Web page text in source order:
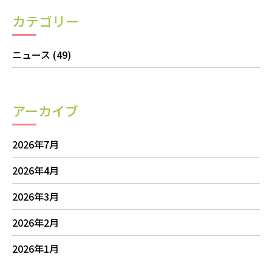
カテゴリー
ニュース (49)
アーカイブ
2026年7月
2026年4月
2026年3月
2026年2月
2026年1月